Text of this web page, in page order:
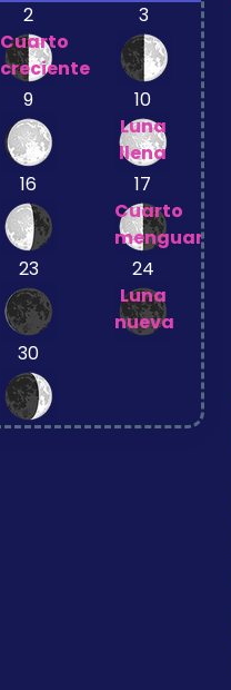
2
Cuarto
creciente
3
9
10
Luna
llena
16
17
Cuarto
menguante
23
24
Luna
nueva
30